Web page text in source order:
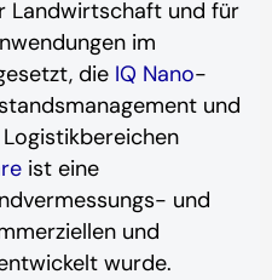
Landwirtschaft und für
im
die IQ Nano-
und
ist eine
und
und
wurde.